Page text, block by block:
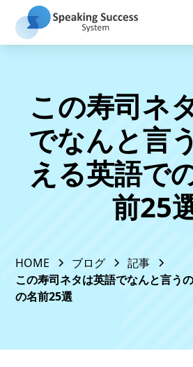
この寿司ネ
でなんと言
える英語で
前25
HOME ブログ
記事
この寿司ネタは英語でなんと言う
の名前25選